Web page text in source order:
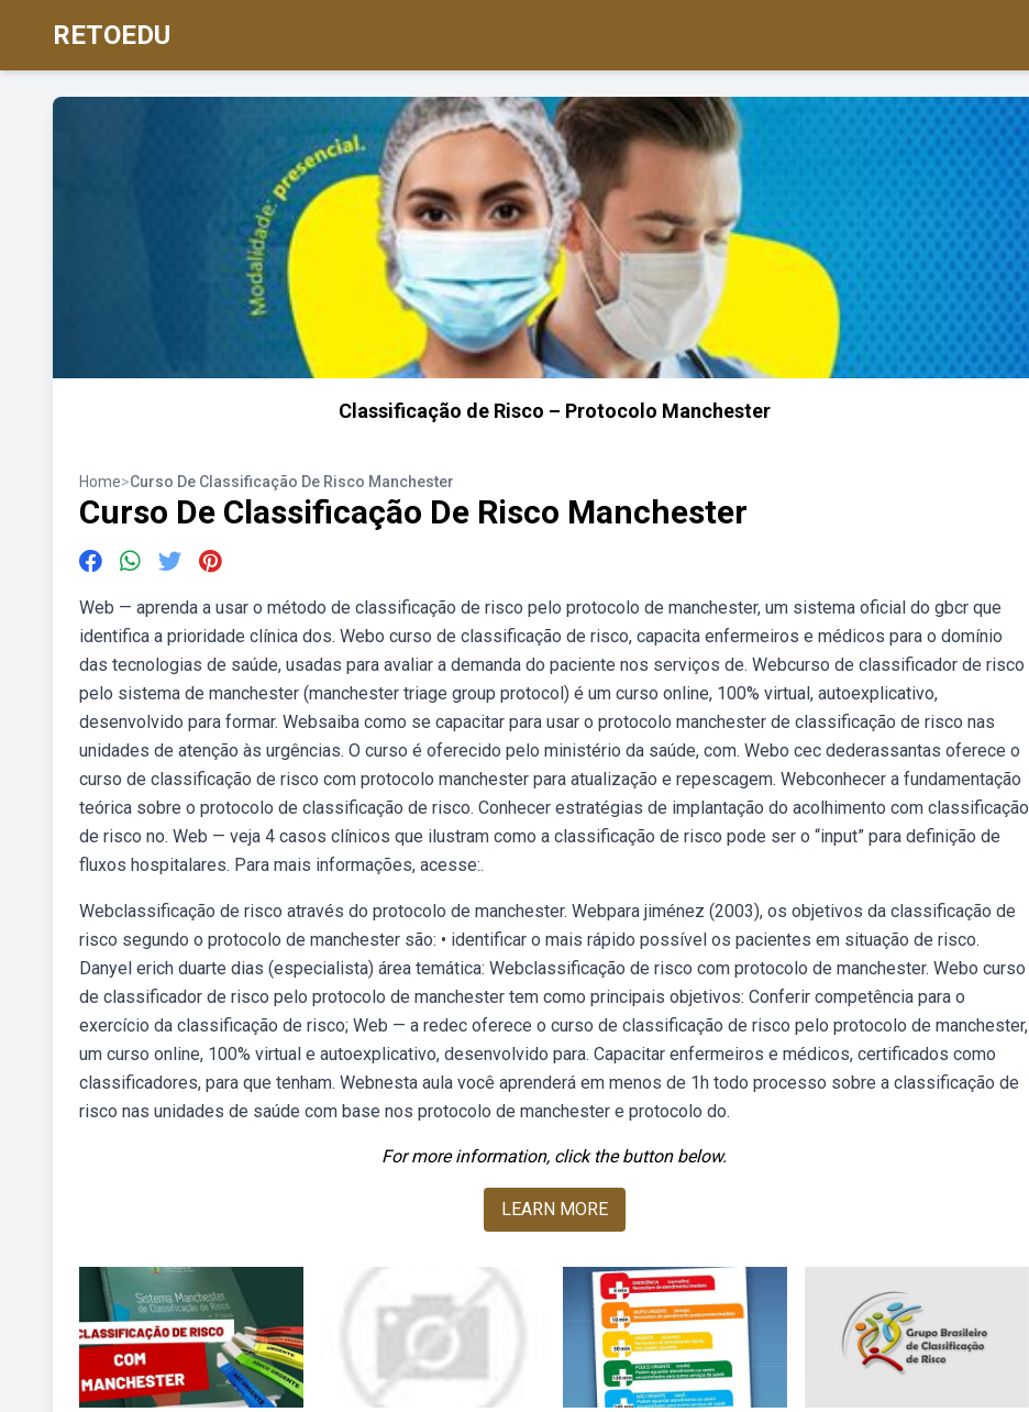
RETOEDU
Classificação de Risco – Protocolo Manchester
Home>Curso De Classificação De Risco Manchester
Curso De Classificação De Risco Manchester
Web — aprenda a usar o método de classificação de risco pelo protocolo de manchester, um sistema oficial do gbcr que
identifica a prioridade clínica dos. Webo curso de classificação de risco, capacita enfermeiros e médicos para o domínio
das tecnologias de saúde, usadas para avaliar a demanda do paciente nos serviços de. Webcurso de classificador de risco
pelo sistema de manchester (manchester triage group protocol) é um curso online, 100% virtual, autoexplicativo,
desenvolvido para formar. Websaiba como se capacitar para usar o protocolo manchester de classificação de risco nas
unidades de atenção às urgências. O curso é oferecido pelo ministério da saúde, com. Webo cec dederassantas oferece o
curso de classificação de risco com protocolo manchester para atualização e repescagem. Webconhecer a fundamentação
teórica sobre o protocolo de classificação de risco. Conhecer estratégias de implantação do acolhimento com classificação
de risco no. Web — veja 4 casos clínicos que ilustram como a classificação de risco pode ser o “input” para definição de
fluxos hospitalares. Para mais informações, acesse:.
Webclassificação de risco através do protocolo de manchester. Webpara jiménez (2003), os objetivos da classificação de
risco segundo o protocolo de manchester são: • identificar o mais rápido possível os pacientes em situação de risco.
Danyel erich duarte dias (especialista) área temática: Webclassificação de risco com protocolo de manchester. Webo curso
de classificador de risco pelo protocolo de manchester tem como principais objetivos: Conferir competência para o
exercício da classificação de risco; Web — a redec oferece o curso de classificação de risco pelo protocolo de manchester,
um curso online, 100% virtual e autoexplicativo, desenvolvido para. Capacitar enfermeiros e médicos, certificados como
classificadores, para que tenham. Webnesta aula você aprenderá em menos de 1h todo processo sobre a classificação de
risco nas unidades de saúde com base nos protocolo de manchester e protocolo do.
For more information, click the button below.
LEARN MORE